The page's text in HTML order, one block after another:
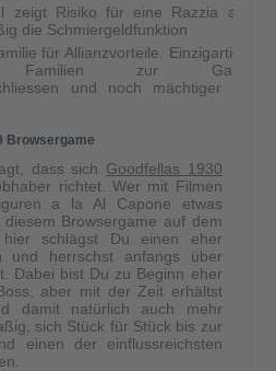
zeigt Risiko für eine Razzia an.
die Schmiergeldfunktion
für Allianzvorteile. Einzigartige
Familien zur Gang
und noch mächtiger zu
Browsergame
dass sich Goodfellas 1930
richtet. Wer mit Filmen
a la Al Capone etwas
Browsergame auf dem
schlägst Du einen eher
und herrschst anfangs über
Dabei bist Du zu Beginn eher
aber mit der Zeit erhältst
damit natürlich auch mehr
sich Stück für Stück bis zur
einen der einflussreichsten